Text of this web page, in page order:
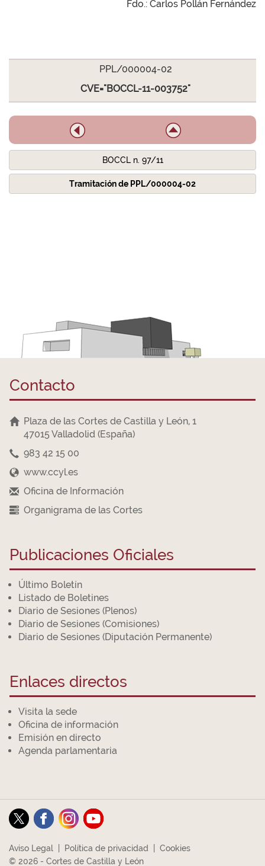
Fdo.: Carlos Pollán Fernández
PPL/000004-02
CVE="BOCCL-11-003752"
BOCCL n. 97/11
Tramitación de PPL/000004-02
Contacto
Plaza de las Cortes de Castilla y León, 1
47015 Valladolid (España)
983 42 15 00
www.ccyl.es
Oficina de Información
Organigrama de las Cortes
Publicaciones Oficiales
Último Boletín
Listado de Boletines
Diario de Sesiones (Plenos)
Diario de Sesiones (Comisiones)
Diario de Sesiones (Diputación Permanente)
Enlaces directos
Visita la sede
Oficina de información
Emisión en directo
Agenda parlamentaria
Aviso Legal Política de privacidad
Cookies
© 2026 - Cortes de Castilla y León